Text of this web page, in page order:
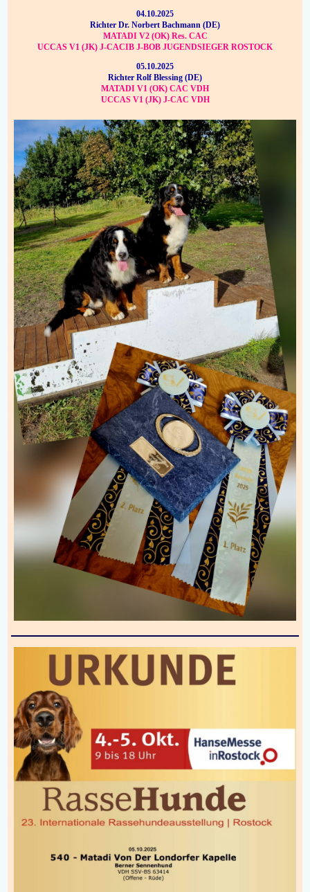
04.10.2025
Richter Dr. Norbert Bachmann (DE)
MATADI V2 (OK) Res. CAC
UCCAS V1 (JK) J-CACIB J-BOB JUGENDSIEGER ROSTOCK
05.10.2025
Richter Rolf Blessing (DE)
MATADI V1 (OK) CAC VDH
UCCAS V1 (JK) J-CAC VDH